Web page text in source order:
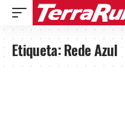
Etiqueta:Rede Azul